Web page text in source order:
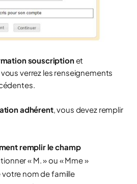
souscriptionet
, vous verrez les renseignements
adhérent, vous devez remplir
remplir le champ
« M. » ou « Mme »
votre nom de famille